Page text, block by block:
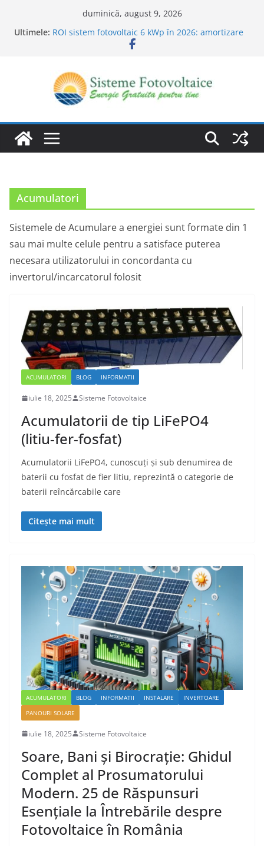
duminică, august 9, 2026
Ultimele: ROI sistem fotovoltaic 6 kWp în 2026: amortizare
în 4-6 ani cu cifre concrete
PPA bilateral vs PZU: ce alegi pentru un parc solar
5–20 MW din RO
PPA bilateral vs vânzare pe spot: decizia pentru
ANRE și certificatele de origine 2026: cât
valorează pentru un parc PV de 5 MW
Acumulatori
Sistemele de Acumulare a energiei sunt formate din 1
sau mai multe celule pentru a satisface puterea
necesara utilizatorului in concordanta cu
invertorul/incarcatorul folosit
ACUMULATORI BLOG INFORMATII
iulie 18, 2025 Sisteme Fotovoltaice
Acumulatorii de tip LiFePO4
(litiu-fer-fosfat)
Acumulatorii LiFePO4, cunoscuți și sub denumirea de
baterii cu fosfat de fier litiu, reprezintă o categorie de
baterii reîncărcabile care
Citește mai mult
ACUMULATORI BLOG INFORMATII INSTALARE
INVERTOARE
PANOURI SOLARE
iulie 18, 2025 Sisteme Fotovoltaice
Soare, Bani și Birocrație: Ghidul
Complet al Prosumatorului
Modern. 25 de Răspunsuri
Esențiale la Întrebările despre
Fotovoltaice în România